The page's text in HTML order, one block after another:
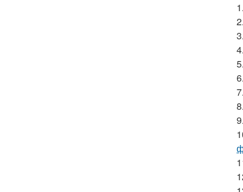
1.
2.
3.
4.
5.
6.
7.
8.
9.